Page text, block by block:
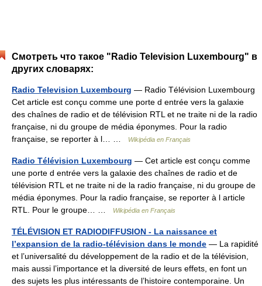
Смотреть что такое "Radio Television Luxembourg" в
других словарях:
Radio Television Luxembourg — Radio Télévision Luxembourg
Cet article est conçu comme une porte d entrée vers la galaxie
des chaînes de radio et de télévision RTL et ne traite ni de la radio
française, ni du groupe de média éponymes. Pour la radio
française, se reporter à l… …
Wikipédia en Français
Radio Télévision Luxembourg — Cet article est conçu comme
une porte d entrée vers la galaxie des chaînes de radio et de
télévision RTL et ne traite ni de la radio française, ni du groupe de
média éponymes. Pour la radio française, se reporter à l article
RTL. Pour le groupe… …
Wikipédia en Français
TÉLÉVISION ET RADIODIFFUSION - La naissance et
l’expansion de la radio-télévision dans le monde — La rapidité
et l’universalité du développement de la radio et de la télévision,
mais aussi l’importance et la diversité de leurs effets, en font un
des sujets les plus intéressants de l’histoire contemporaine. Un